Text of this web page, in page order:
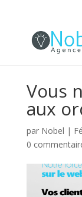
Vous
aux
par Nobel |
0